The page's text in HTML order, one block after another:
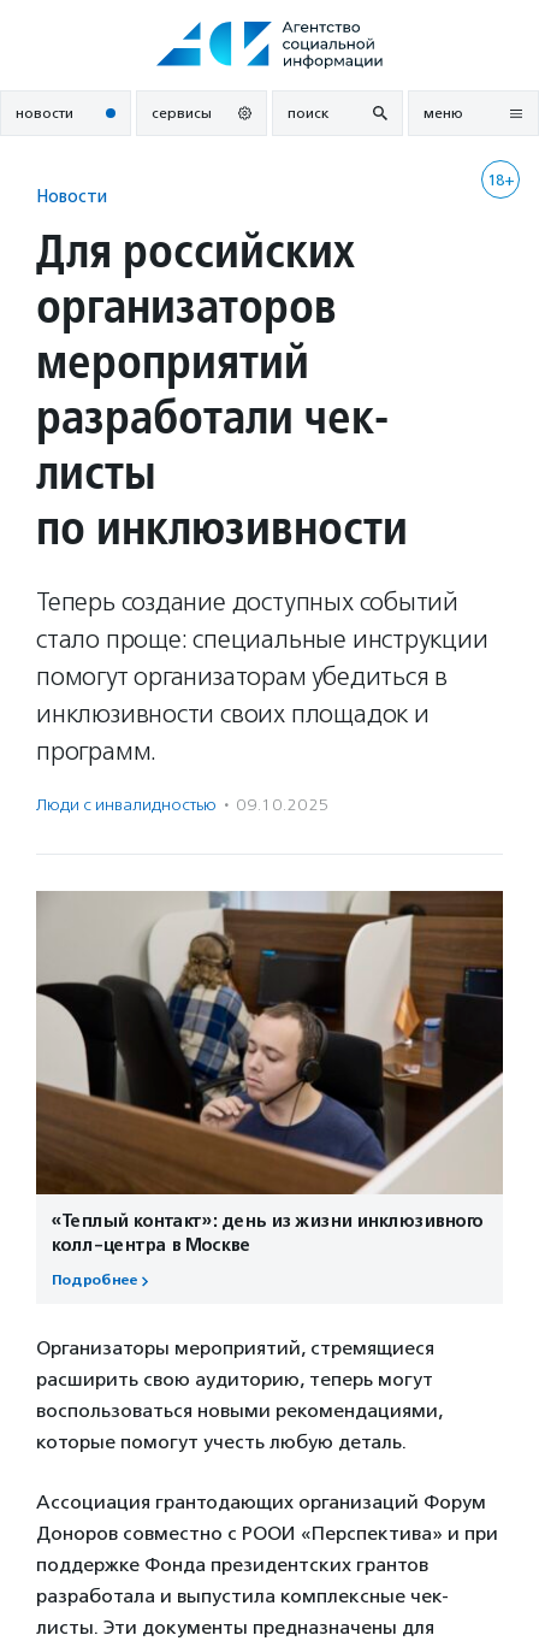
новости сервисы поиск меню
18+
Новости
Для российских
организаторов
мероприятий
разработали чек-
листы
по инклюзивности
Теперь создание доступных событий
стало проще: специальные инструкции
помогут организаторам убедиться в
инклюзивности своих площадок и
программ.
Люди с инвалидностью · 09.10.2025
«Теплый контакт»: день из жизни инклюзивного
колл-центра в Москве
Подробнее
Организаторы мероприятий, стремящиеся
расширить свою аудиторию, теперь могут
воспользоваться новыми рекомендациями,
которые помогут учесть любую деталь.
Ассоциация грантодающих организаций Форум
Доноров совместно с РООИ «Перспектива» и при
поддержке Фонда президентских грантов
разработала и выпустила комплексные чек-
листы. Эти документы предназначены для